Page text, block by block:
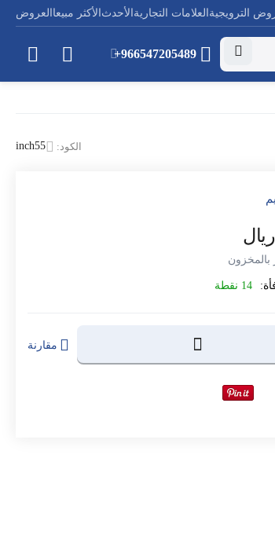
الترويجية العلامات التجارية الأحدث الأكثر مبيعا العروض
+966547205489
الكود: inch55
ريال
بالمخزون
14 نقطة
مقارنة